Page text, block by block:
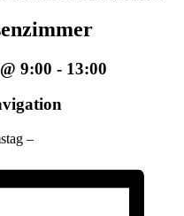
9:00 - 13:00
–